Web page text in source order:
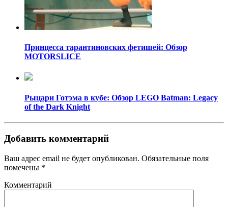
Принцесса тарантиновских фетишей: Обзор
MOTORSLICE
Рыцари Готэма в кубе: Обзор LEGO Batman: Legacy
of the Dark Knight
Добавить комментарий
Ваш адрес email не будет опубликован. Обязательные поля
помечены *
Комментарий